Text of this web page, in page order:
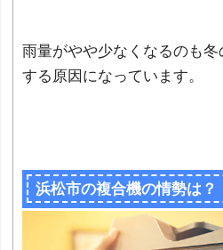
雨量がやや少なくなるのも
する原因になっています。
浜松市の複合機の情勢は？